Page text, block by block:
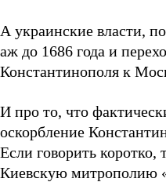
А украинские власти,
аж до 1686 года и
Константинополя к
И про то, что
оскорбление
Если говорить
Киевскую митрополию